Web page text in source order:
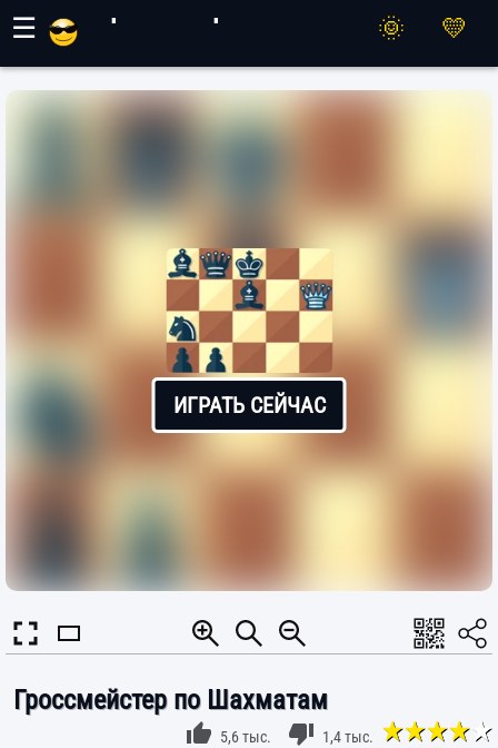
☰
ИГРАТЬ СЕЙЧАС
Гроссмейстер по Шахматам
5,6 тыс. 1,4 тыс.